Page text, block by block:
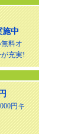
施中
料オ
充実!
円キ